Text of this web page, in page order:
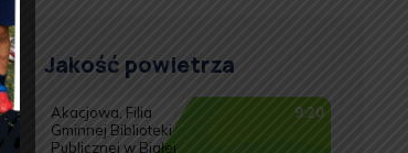
Jakość powietrza